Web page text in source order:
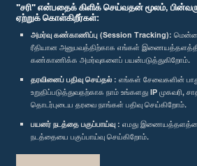
"சரி" என்பதைக் கிளிக் செய்வதன் மூலம்,
ஏற்றுக் கொள்கிறீர்கள்:
அமர்வு கண்காணிப்பு (Session Tracking):
ரீதியான அனுபவத்திற்காக எங்கள்
கண்காணிக்க அமர்வுகளைப் பயன்படுத்துகிறோம்.
தரவினைப் பதிவு செய்தல் : எங்கள் சேவைகளின்
உறுதிப்படுத்துவதற்காக நாம் உங்களது IP முகவரி,
தொடர்புடைய தரவை நாங்கள் பதிவு செய்கிறோம்.
பயனர் நடத்தை பகுப்பாய்வு : எமது
நடத்தையை பகுப்பாய்வு செய்கிறோம்.
எம்மை பின்தொடர்க :
விருதுகள்
தனியுரிமைக் கொள்கை